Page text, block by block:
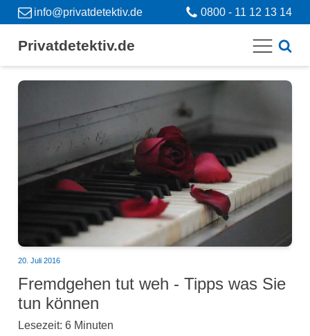
info@privatdetektiv.de 0800 - 11 12 13 14
Privatdetektiv.de
20. Juli 2016
Fremdgehen tut weh - Tipps was Sie
tun können
Lesezeit: 6 Minuten